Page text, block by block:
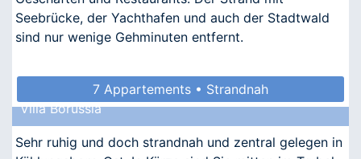
Seebrücke, der Yachthafen und auch der Stadtwald
sind nur wenige Gehminuten entfernt.
7 Appartements • Strandnah
Villa Borussia
Sehr ruhig und doch strandnah und zentral gelegen in